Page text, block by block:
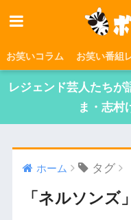
お笑いコラム お笑い番組
レジェンド芸人たちが
ま・志村
ホーム タグ
「ネルソンズ